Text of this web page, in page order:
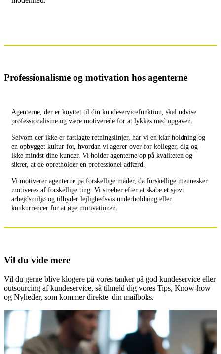
Professionalisme og motivation hos agenterne
Agenterne, der er knyttet til din kundeservicefunktion, skal udvise
professionalisme og være motiverede for at lykkes med opgaven.
Selvom der ikke er fastlagte retningslinjer, har vi en klar holdning og
en opbygget kultur for, hvordan vi agerer over for kolleger, dig og
ikke mindst dine kunder. Vi holder agenterne op på kvaliteten og
sikrer, at de opretholder en professionel adfærd.
Vi motiverer agenterne på forskellige måder, da forskellige mennesker
motiveres af forskellige ting. Vi stræber efter at skabe et sjovt
arbejdsmiljø og tilbyder lejlighedsvis underholdning eller
konkurrencer for at øge motivationen.
Vil du vide mere
Vil du gerne blive klogere på vores tanker på god kundeservice eller
outsourcing af kundeservice, så tilmeld dig vores Tips, Know-how
og Nyheder, som kommer direkte din mailboks.